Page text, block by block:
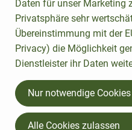
1 Bund
Petersili
e
Auswahl ändern
Daten für unser Marketing
Privatsphäre sehr
Übereinstimmung mit der
Privacy) die Möglichkeit
Dienstleister ihr Daten
Nur notwendige
Alle Cookies zulassen